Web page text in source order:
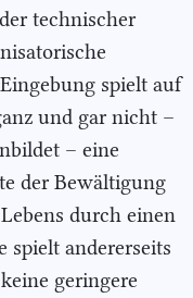
technischer
spielt auf
und gar nicht –
– eine
der Bewältigung
durch einen
spielt andererseits
geringere